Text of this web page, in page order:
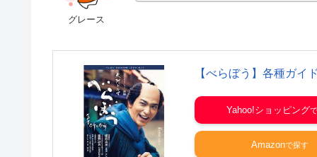
グレース
【べらぼう】各種ガイ
Yahoo!ショッピング
Amazon